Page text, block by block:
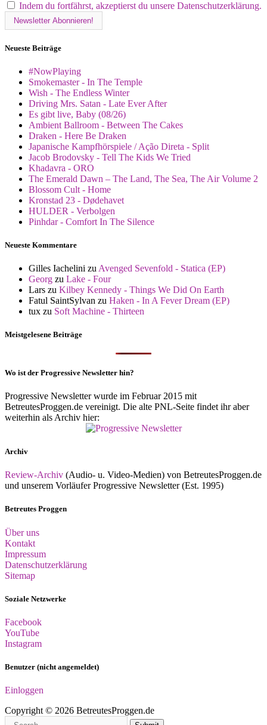
Indem du fortfährst, akzeptierst du unsere Datenschutzerklärung.
Neueste Beiträge
#NowPlaying
Smokemaster - In The Temple
Wish - The Endless Winter
Driving Mrs. Satan - Late Ever After
Es gibt live, Baby (08/26)
Ambient Ballroom - Between The Cakes
Draken - Here Be Draken
Japanische Kampfhörspiele / Ação Direta - Split
Jacob Brodovsky - Tell The Kids We Tried
Khadavra - ORO
The Emerald Dawn – The Land, The Sea, The Air Volume 2
Blossom Cult - Home
Kronstad 23 - Dødehavet
HULDER - Verbolgen
Pinhdar - Comfort In The Silence
Neueste Kommentare
Gilles Iachelini zu Avenged Sevenfold - Statica (EP)
Georg zu Lake - Four
Lars zu Kilbey Kennedy - Things We Did On Earth
Fatul SaintSylvan zu Haken - In A Fever Dream (EP)
tux zu Soft Machine - Thirteen
Meistgelesene Beiträge
Wo ist der Progressive Newsletter hin?
Progressive Newsletter wurde im Februar 2015 mit
BetreutesProggen.de vereinigt. Die alte PNL-Seite findet ihr aber
weiterhin als Archiv hier:
Archiv
Review-Archiv (Audio- u. Video-Medien) von BetreutesProggen.de
und unserem Vorläufer Progressive Newsletter (Est. 1995)
Betreutes Proggen
Über uns
Kontakt
Impressum
Datenschutzerklärung
Sitemap
Soziale Netzwerke
Facebook
YouTube
Instagram
Benutzer (nicht angemeldet)
Einloggen
Copyright © 2026 BetreutesProggen.de